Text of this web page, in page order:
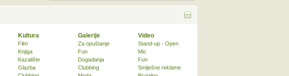
Kultura
Film
Knjiga
Kazalište
Glazba
Galerije
Za opuštanje
Fun
Događanja
Clubbing
Video
Stand-up - Open
Mic
Fun
Smiješne reklame